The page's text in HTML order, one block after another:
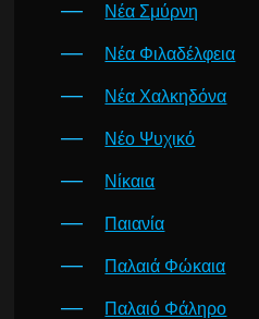
Νέα Σμύρνη
Νέα Φιλαδέλφεια
Νέα Χαλκηδόνα
Νέο Ψυχικό
Νίκαια
Παιανία
Παλαιά Φώκαια
Παλαιό Φάληρο